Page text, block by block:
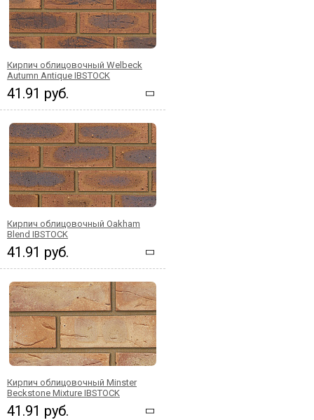
Кирпич облицовочный Welbeck
Autumn Antique IBSTOCK
41.91 руб.
Кирпич облицовочный Oakham
Blend IBSTOCK
41.91 руб.
Кирпич облицовочный Minster
Beckstone Mixture IBSTOCK
41.91 руб.